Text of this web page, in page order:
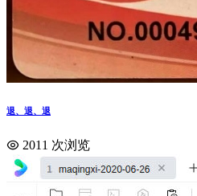
退、退、退
2011 次浏览